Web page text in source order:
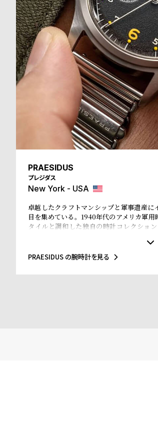
PRAESIDUS
プレジダス
New York - USA
卓越したクラフトマンシップと軍事遺産
目を集めている。1940年代のアメリカ軍
タイルと調和した独自の時計コレクショ
計の堅牢さと精度に魅了され、その設計哲
上げた。ヴィンテージ風のデザインを最新
計の要素が取り入れられ、そのストーリ
品質な素材と職人技を駆使して製造され、
テムとなっている。「プレジダス」は社
PRAESIDUS の腕時計を見る